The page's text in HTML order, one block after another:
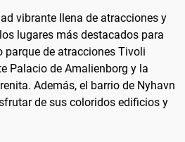
vibrante llena de atracciones y
lugares más destacados para
de atracciones Tivoli
Palacio de Amalienborg y la
Además, el barrio de Nyhavn
de sus coloridos edificios y